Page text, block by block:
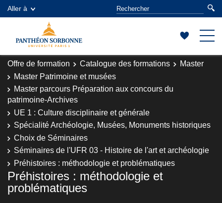
Aller à
Offre de formation Catalogue des formations
Master
Master Patrimoine et musées
Master parcours Préparation aux concours du
patrimoine-Archives
UE 1 : Culture disciplinaire et générale
Spécialité Archéologie, Musées, Monuments historiques
Choix de Séminaires
Séminaires de l'UFR 03 - Histoire de l'art et archéologie
Préhistoires : méthodologie et problématiques
Préhistoires : méthodologie et
problématiques